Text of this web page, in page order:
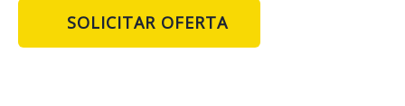
SOLICITAR OFERTA